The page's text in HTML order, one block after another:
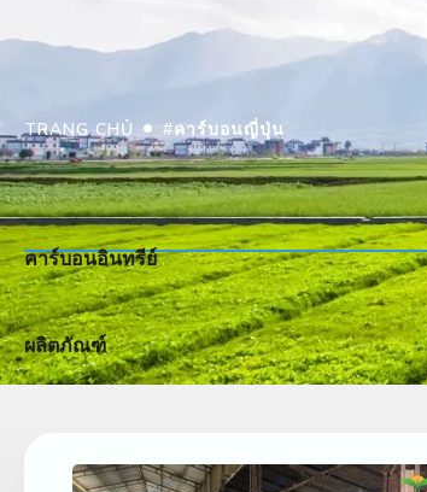
คาร์บอนอินทรีย์
ผลิตภัณฑ์
TRANG CHỦ • #คาร์บอนญี่ปุ่น